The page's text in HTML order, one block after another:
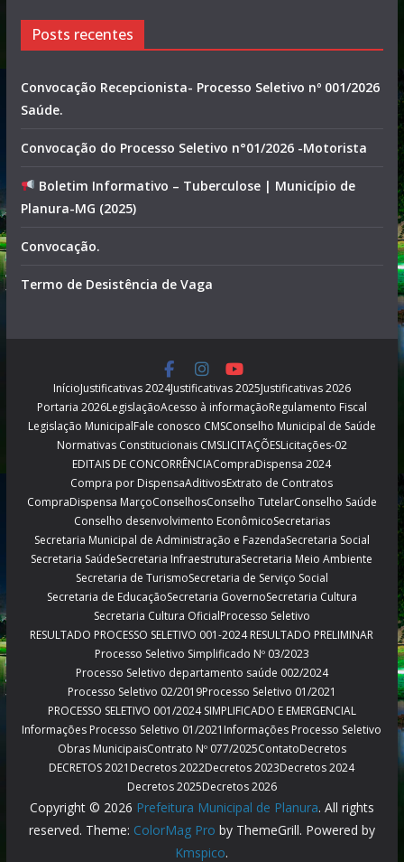
Posts recentes
Convocação Recepcionista- Processo Seletivo nº 001/2026
Saúde.
Convocação do Processo Seletivo n°01/2026 -Motorista
Boletim Informativo – Tuberculose | Município de
Planura-MG (2025)
Convocação.
Termo de Desistência de Vaga
InícioJustificativas 2024Justificativas 2025Justificativas 2026
Portaria 2026LegislaçãoAcesso à informaçãoRegulamento Fiscal
Legislação MunicipalFale conosco CMSConselho Municipal de Saúde
Normativas Constitucionais CMSLICITAÇÕESLicitações-02
EDITAIS DE CONCORRÊNCIACompraDispensa 2024
Compra por DispensaAditivosExtrato de Contratos
CompraDispensa MarçoConselhosConselho TutelarConselho Saúde
Conselho desenvolvimento EconômicoSecretarias
Secretaria Municipal de Administração e FazendaSecretaria Social
Secretaria SaúdeSecretaria InfraestruturaSecretaria Meio Ambiente
Secretaria de TurismoSecretaria de Serviço Social
Secretaria de EducaçãoSecretaria GovernoSecretaria Cultura
Secretaria Cultura OficialProcesso Seletivo
RESULTADO PROCESSO SELETIVO 001-2024 RESULTADO PRELIMINAR
Processo Seletivo Simplificado Nº 03/2023
Processo Seletivo departamento saúde 002/2024
Processo Seletivo 02/2019Processo Seletivo 01/2021
PROCESSO SELETIVO 001/2024 SIMPLIFICADO E EMERGENCIAL
Informações Processo Seletivo 01/2021 Informações Processo Seletivo
Obras MunicipaisContrato Nº 077/2025ContatoDecretos
DECRETOS 2021 Decretos 2022Decretos 2023Decretos 2024
Decretos 2025Decretos 2026
Copyright © 2026 Prefeitura Municipal de Planura. All rights
reserved. Theme: ColorMag Pro by ThemeGrill. Powered by
Kmspico.